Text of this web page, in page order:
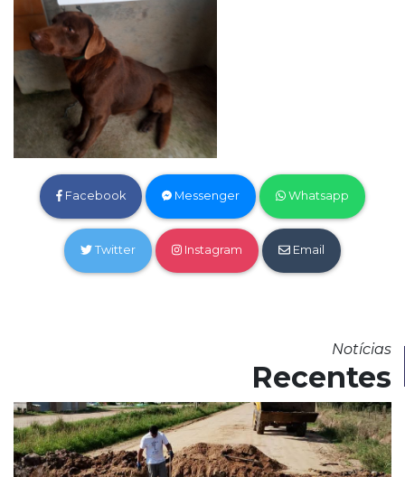
Facebook Messenger Whatsapp
Twitter Instagram Email
Notícias
Recentes